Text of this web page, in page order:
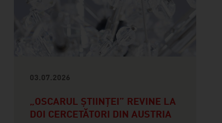
03.07.2026
„OSCARUL ȘTIINȚEI” REVINE LA
DOI CERCETĂTORI DIN AUSTRIA